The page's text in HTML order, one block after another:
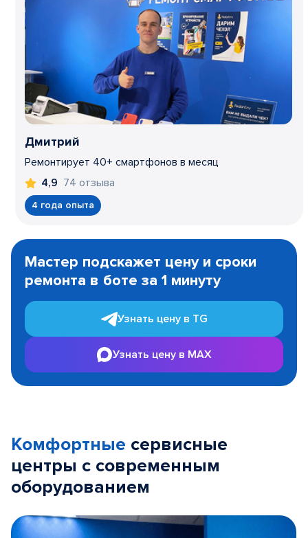
Дмитрий
Ремонтирует 40+ смартфонов в месяц
4,9 74 отзыва
4 года опыта
1
Мастер подскажет цену и сроки
ремонта в боте за 1 минуту
Узнать цену в TG
Узнать цену в MAX
Комфортные сервисные
центры с современным
оборудованием